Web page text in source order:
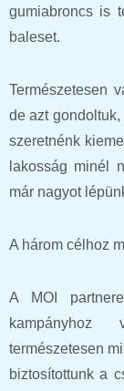
gumiabroncs is
baleset.
Természetesen
de azt
szeretnénk
lakosság minél
már nagyot
A három célhoz
A MOI
kampányhoz
természetesen
biztosítottunk a